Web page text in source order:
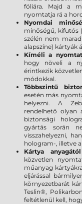
fóliára. Majd a
nyomtatja rá a
Nyomdai
minőségű, kifutós
szélén nem
alapszíne) kártyák
Kíméli a
hogy növeli a
érintkezik
módokkal.
Többszintű
esetén más
helyezni. A
rendelhető olyan
biztonsági
gyártás során
visszahelyezni,
hologram-, illetve
Kártya
közvetlen
műanyag
eljárással
környezetbarát
Teslin®,
feltétlenül kell,